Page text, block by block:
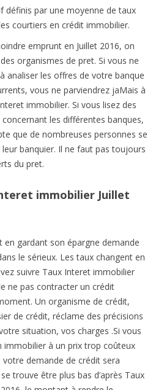
définis par une moyenne de taux
courtiers en crédit immobilier.
emprunt en Juillet 2016, on
organismes de pret. Si vous ne
analiser les offres de votre banque
vous ne parviendrez jaMais à
immobilier. Si vous lisez des
les différentes banques,
que de nombreuses personnes se
banquier. Il ne faut pas toujours
du pret.
immobilier Juillet
gardant son épargne demande
le sérieux. Les taux changent en
suivre Taux Interet immobilier
ne pas contracter un crédit
Un organisme de crédit,
de crédit, réclame des précisions
situation, vos charges .Si vous
immobilier à un prix trop coûteux
demande de crédit sera
trouve être plus bas d’après Taux